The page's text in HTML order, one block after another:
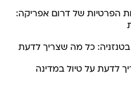
הפרטיות של דרום אפריקה:
בטנזניה: כל מה שצריך לדעת
לדעת על טיול במדינה